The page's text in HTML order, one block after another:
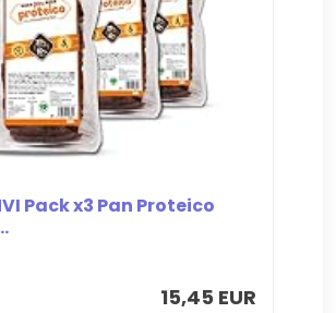
Pack x3 Pan Proteico
15,45 EUR